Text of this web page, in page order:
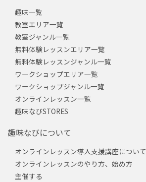
趣味一覧
教室エリア一覧
教室ジャンル一覧
無料体験レッスンエリア一覧
無料体験レッスンジャンル一覧
ワークショップエリア一覧
ワークショップジャンル一覧
オンラインレッスン一覧
趣味なびSTORES
趣味なびについて
オンラインレッスン導入支援講座について
オンラインレッスンのやり方、始め方
主催する